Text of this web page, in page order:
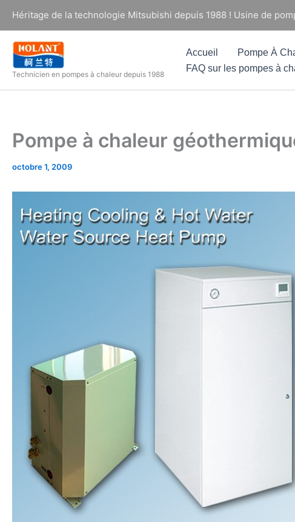
contenu
Héritage de la technologie Mitsubishi depuis 1988 ! Usine de
Technicien en pompes à chaleur depuis 1988
Accueil Pompe À
FAQ sur les pompes à
Pompe à chaleur
octobre 1, 2009